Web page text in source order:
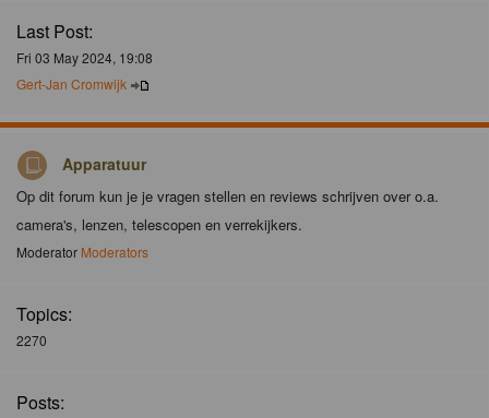
Last Post:
Fri 03 May 2024, 19:08
Gert-Jan Cromwijk
Apparatuur
Op dit forum kun je je vragen stellen en reviews schrijven over o.a.
camera's, lenzen, telescopen en verrekijkers.
Moderator Moderators
Topics:
2270
Posts: